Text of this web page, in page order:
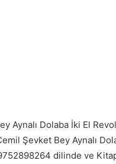
Aynalı Dolaba İki El
Şevket Bey Aynalı
dilinde ve Kitap